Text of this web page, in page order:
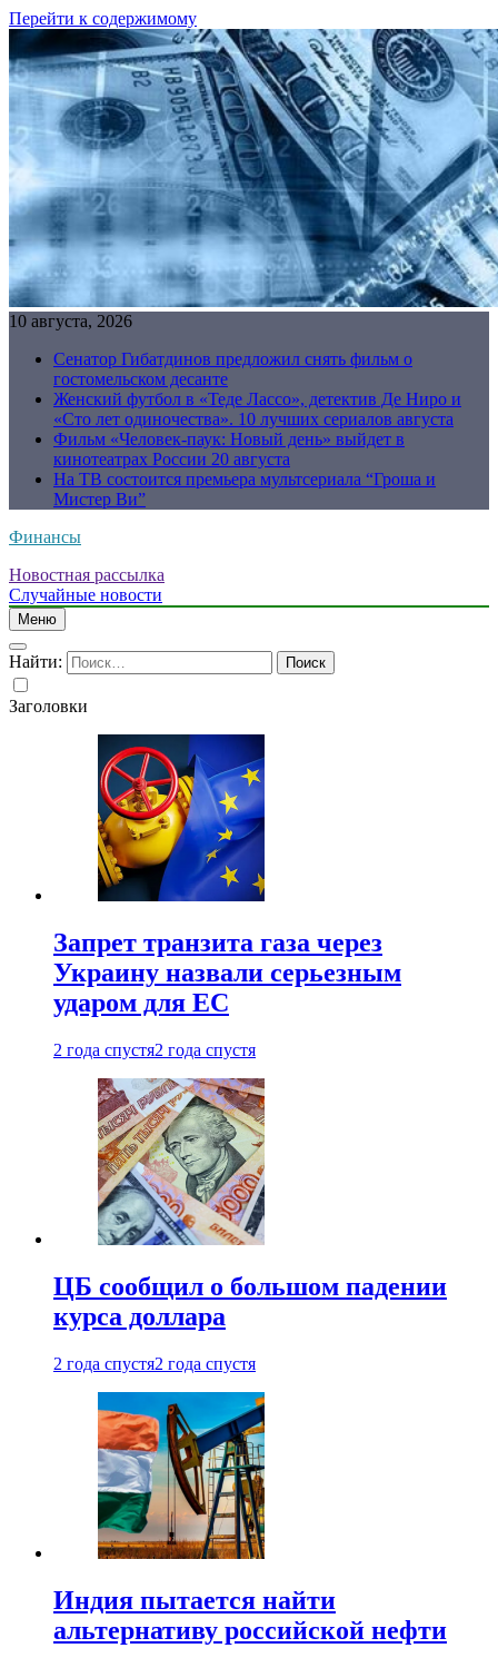
Перейти к содержимому
10 августа, 2026
Сенатор Гибатдинов предложил снять фильм о
гостомельском десанте
Женский футбол в «Теде Лассо», детектив Де Ниро и
«Сто лет одиночества». 10 лучших сериалов августа
Фильм «Человек-паук: Новый день» выйдет в
кинотеатрах России 20 августа
На ТВ состоится премьера мультсериала “Гроша и
Мистер Ви”
Финансы
Новостная рассылка
Случайные новости
Меню
Найти:
Заголовки
Запрет транзита газа через
Украину назвали серьезным
ударом для ЕС
2 года спустя2 года спустя
ЦБ сообщил о большом падении
курса доллара
2 года спустя2 года спустя
Индия пытается найти
альтернативу российской нефти